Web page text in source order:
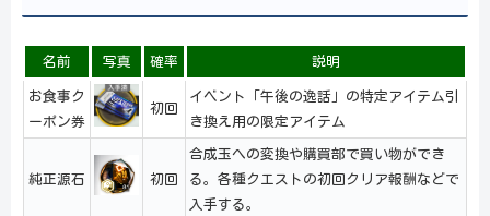
名前 写真 確率 説明
お食事ク
ーポン券
初回
イベント「午後の逸話」の特定アイテム引
き換え用の限定アイテム
純正源石 初回
合成玉への変換や購買部で買い物ができ
る。各種クエストの初回クリア報酬などで
入手する。